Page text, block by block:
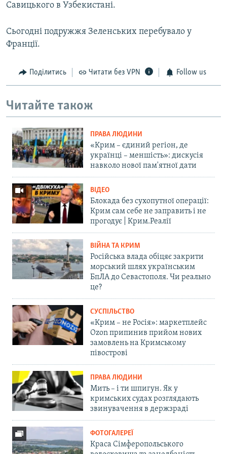
Савицького в Узбекистані.
Сьогодні подружжя Зеленських перебувало у
Франції.
Поділитись Читати без VPN Follow us
Читайте також
ПРАВА ЛЮДИНИ
«Крим – єдиний регіон, де
українці – меншість»: дискусія
навколо нової пам'ятної дати
ВІДЕО
Блокада без сухопутної операції:
Крим сам себе не заправить і не
прогодує | Крим.Реалії
ВІЙНА ТА КРИМ
Російська влада обіцяє закрити
морський шлях українським
БпЛА до Севастополя. Чи реально
це?
СУСПІЛЬСТВО
«Крим – не Росія»: маркетплейс
Ozon припинив прийом нових
замовлень на Кримському
півострові
ПРАВА ЛЮДИНИ
Мить – і ти шпигун. Як у
кримських судах розглядають
звинувачення в держзраді
ФОТОГАЛЕРЕЇ
Краса Сімферопольського